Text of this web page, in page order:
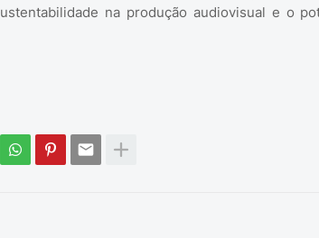
na produção audiovisual e o